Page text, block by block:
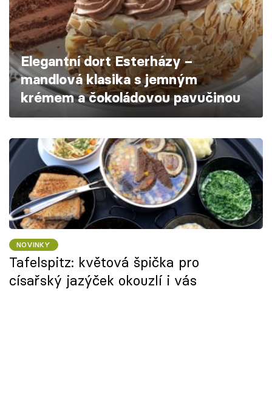
Škola vaření
Recepty z TV
Speciál: Cuketa
Těhotnej kuchař
Přihlášení
Sledujte nás
Elegantní dort Esterházy –
mandlová klasika s jemným
krémem a čokoládovou pavučinou
NOVINKY
Tafelspitz: květová špička pro
císařský jazýček okouzlí i vás